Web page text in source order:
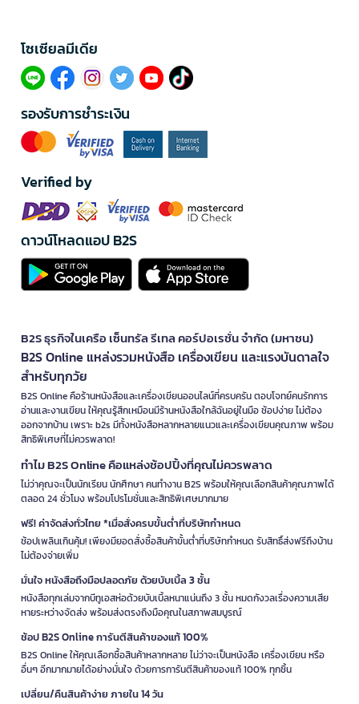
โซเซียลมีเดีย​
รองรับการชำระเงิน
Verified by
ดาวน์โหลดแอป B2S
B2S ธุรกิจในเครือ เซ็นทรัล รีเทล คอร์ปอเรชั่น จำกัด (มหาชน)
B2S Online แหล่งรวมหนังสือ เครื่องเขียน และแรงบันดาลใจ
สำหรับทุกวัย
B2S Online คือร้านหนังสือและเครื่องเขียนออนไลน์ที่ครบครัน ตอบโจทย์คนรักการ
อ่านและงานเขียน ให้คุณรู้สึกเหมือนมีร้านหนังสือใกล้ฉันอยู่ในมือ ช้อปง่าย ไม่ต้อง
ออกจากบ้าน เพราะ b2s มีทั้งหนังสือหลากหลายแนวและเครื่องเขียนคุณภาพ พร้อม
สิทธิพิเศษที่ไม่ควรพลาด!
ทำไม B2S Online คือแหล่งช้อปปิ้งที่คุณไม่ควรพลาด
ไม่ว่าคุณจะเป็นนักเรียน นักศึกษา คนทำงาน B2S พร้อมให้คุณเลือกสินค้าคุณภาพได้
ตลอด 24 ชั่วโมง พร้อมโปรโมชั่นและสิทธิพิเศษมากมาย
ฟรี! ค่าจัดส่งทั่วไทย *เมื่อสั่งครบขั้นต่ำที่บริษัทกำหนด
ช้อปเพลินเกินคุ้ม! เพียงมียอดสั่งซื้อสินค้าขั้นต่ำที่บริษัทกำหนด รับสิทธิ์ส่งฟรีถึงบ้าน
ไม่ต้องจ่ายเพิ่ม
มั่นใจ หนังสือถึงมือปลอดภัย ด้วยบับเบิ้ล 3 ชั้น
หนังสือทุกเล่มจากบีทูเอสห่อด้วยบับเบิ้ลหนาแน่นถึง 3 ชั้น หมดกังวลเรื่องความเสีย
หายระหว่างจัดส่ง พร้อมส่งตรงถึงมือคุณในสภาพสมบูรณ์
ช้อป B2S Online การันตีสินค้าของแท้ 100%
B2S Online ให้คุณเลือกซื้อสินค้าหลากหลาย ไม่ว่าจะเป็นหนังสือ เครื่องเขียน หรือ
อื่นๆ อีกมากมายได้อย่างมั่นใจ ด้วยการการันตีสินค้าของแท้ 100% ทุกชิ้น
เปลี่ยน/คืนสินค้าง่าย ภายใน 14 วัน